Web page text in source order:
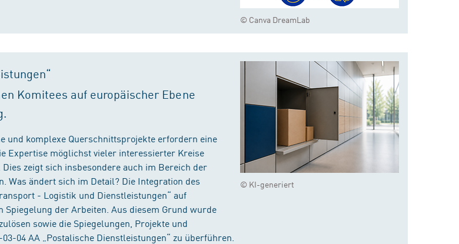
© Canva DreamLab
© KI-generiert
Komitees auf europäischer Ebene
und komplexe Querschnittsprojekte erfordern eine
Expertise möglichst vieler interessierter Kreise
zeigt sich insbesondere auch im Bereich der
Was ändert sich im Detail? Die Integration des
- Logistik und Dienstleistungen“ auf
der Arbeiten. Aus diesem Grund wurde
sowie die Spiegelungen, Projekte und
04 AA „Postalische Dienstleistungen“ zu überführen.